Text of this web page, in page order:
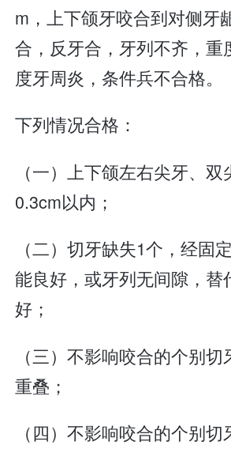
m，上下颌牙咬合到对侧牙
合，反牙合，牙列不齐，重
度牙周炎，条件兵不合格。
下列情况合格：
（一）上下颌左右尖牙、
0.3cm以内；
（二）切牙缺失1个，经固
能良好，或牙列无间隙，替
好；
（三）不影响咬合的个别
重叠；
（四）不影响咬合的个别